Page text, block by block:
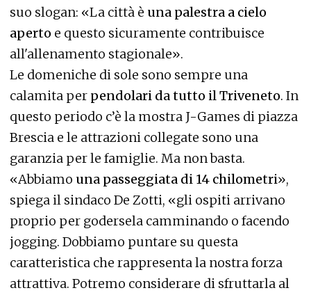
suo slogan: «La città è una palestra a cielo
aperto e questo sicuramente contribuisce
all'allenamento stagionale».
Le domeniche di sole sono sempre una
calamita per pendolari da tutto il Triveneto. In
questo periodo c’è la mostra J-Games di piazza
Brescia e le attrazioni collegate sono una
garanzia per le famiglie. Ma non basta.
«Abbiamo una passeggiata di 14 chilometri»,
spiega il sindaco De Zotti, «gli ospiti arrivano
proprio per godersela camminando o facendo
jogging. Dobbiamo puntare su questa
caratteristica che rappresenta la nostra forza
attrattiva. Potremo considerare di sfruttarla al